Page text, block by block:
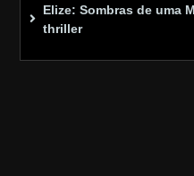
Elize: Sombras de uma
thriller